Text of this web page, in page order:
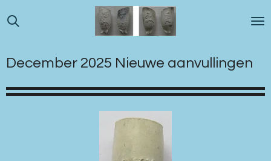
Ga
direct
de
hoofdinhoud
December 2025 Nieuwe aanvullingen